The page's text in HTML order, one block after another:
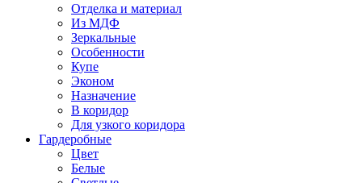
Отделка и материал
Из МДФ
Зеркальные
Особенности
Купе
Эконом
Назначение
В коридор
Для узкого коридора
Гардеробные
Цвет
Белые